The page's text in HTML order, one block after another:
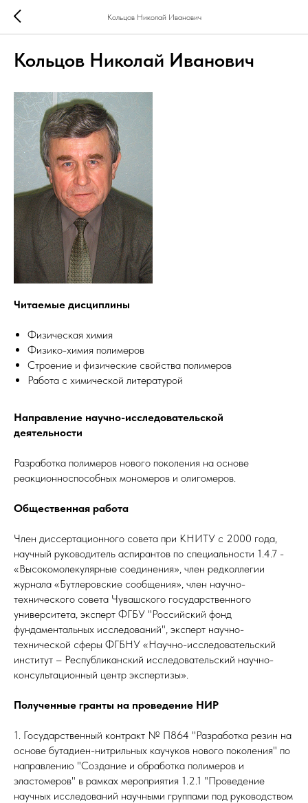
Кольцов Николай Иванович
Кольцов Николай Иванович
Читаемые дисциплины
Физическая химия
Физико-химия полимеров
Строение и физические свойства полимеров
Работа с химической литературой
Направление научно-исследовательской
деятельности
Разработка полимеров нового поколения на основе
реакционноспособных мономеров и олигомеров.
Общественная работа
Член диссертационного совета при КНИТУ с 2000 года,
научный руководитель аспирантов по специальности 1.4.7 -
«Высокомолекулярные соединения», член редколлегии
журнала «Бутлеровские сообщения», член научно-
технического совета Чувашского государственного
университета, эксперт ФГБУ "Российский фонд
фундаментальных исследований", эксперт научно-
технической сферы ФГБНУ «Научно-исследовательский
институт – Республиканский исследовательский научно-
консультационный центр экспертизы».
Полученные гранты на проведение НИР
1. Государственный контракт № П864 "Разработка резин на
основе бутадиен-нитрильных каучуков нового поколения" по
направлению "Создание и обработка полимеров и
эластомеров" в рамках мероприятия 1.2.1 "Проведение
научных исследований научными группами под руководством